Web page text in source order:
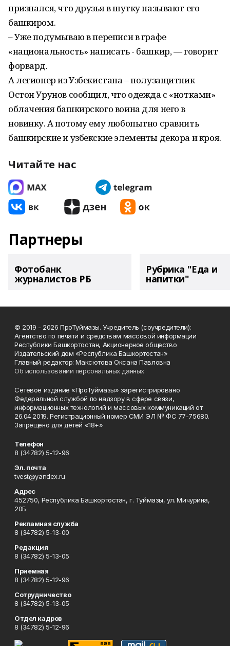
признался, что друзья в шутку называют его
башкиром.
– Уже подумываю в переписи в графе
«национальность» написать - башкир, — говорит
форвард.
А легионер из Узбекистана – полузащитник
Остон Урунов сообщил, что одежда с «нотками»
облачения башкирского воина для него в
новинку. А потому ему любопытно сравнить
башкирские и узбекские элементы декора и кроя.
Читайте нас
Партнеры
Фотобанк
журналистов РБ
Рубрика "Еда и
напитки"
© 2019 - 2026 ПроТуймазы. Учредитель (соучредители):
Агентство по печати и средствам массовой информации
Республики Башкортостан, Акционерное общество
Издательский дом «Республика Башкортостан»
Главный редактор: Максютова Оксана Павловна
Об использовании персональных данных
Сетевое издание «ПроТуймазы» зарегистрировано
Федеральной службой по надзору в сфере связи,
информационных технологий и массовых коммуникаций от
26.04.2019. Регистрационный номер СМИ ЭЛ № ФС 77-75680.
Запрещено для детей «18+»
Телефон
8 (34782) 5-12-96
Эл. почта
tvest@yandex.ru
Адрес
452750, Республика Башкортостан, г. Туймазы, ул. Мичурина,
20Б
Рекламная служба
8 (34782) 5-13-00
Редакция
8 (34782) 5-13-05
Приемная
8 (34782) 5-12-96
Сотрудничество
8 (34782) 5-13-05
Отдел кадров
8 (34782) 5-12-96